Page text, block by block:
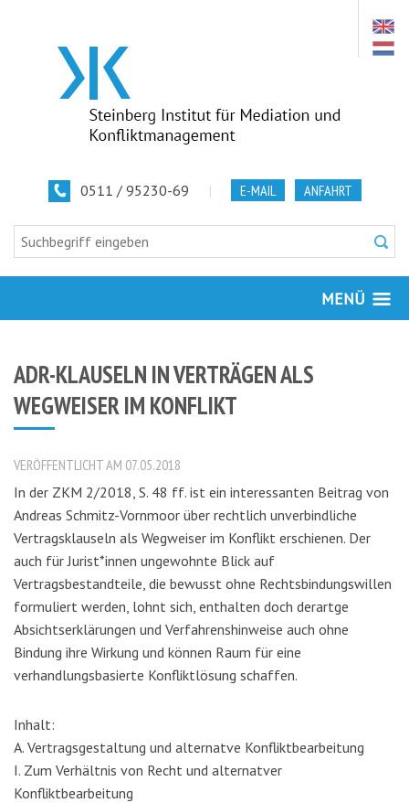
0511 / 95230-69 | E-MAIL ANFAHRT
MENÜ
ADR-KLAUSELN IN VERTRÄGEN ALS
WEGWEISER IM KONFLIKT
VERÖFFENTLICHT AM 07.05.2018
In der ZKM 2/2018, S. 48 ff. ist ein interessanten Beitrag von
Andreas Schmitz-Vornmoor über rechtlich unverbindliche
Vertragsklauseln als Wegweiser im Konflikt erschienen. Der
auch für Jurist*innen ungewohnte Blick auf
Vertragsbestandteile, die bewusst ohne Rechtsbindungswillen
formuliert werden, lohnt sich, enthalten doch derartge
Absichtserklärungen und Verfahrenshinweise auch ohne
Bindung ihre Wirkung und können Raum für eine
verhandlungsbasierte Konfliktlösung schaffen.
Inhalt:
A. Vertragsgestaltung und alternatve Konfliktbearbeitung
I. Zum Verhältnis von Recht und alternatver
Konfliktbearbeitung